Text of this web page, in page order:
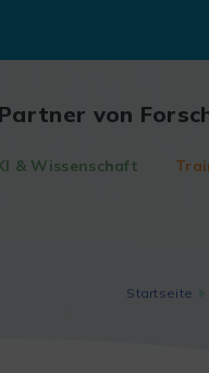
von
& Wissenschaft
Startseite